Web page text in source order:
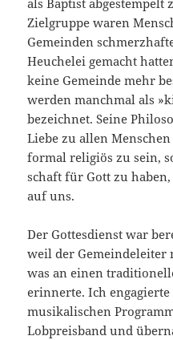
als Baptist abgestempelt
Zielgruppe waren
Gemeinden
Heuchelei gemacht
keine Gemeinde mehr
werden manchmal als
bezeichnet. Seine
Liebe zu allen
formal religiös zu sein,
schaft für Gott zu
auf uns.
Der Gottesdienst war
weil der Ge­meindeleiter
was an einen
erinnerte. Ich
musikalischen
Lobpreisband und